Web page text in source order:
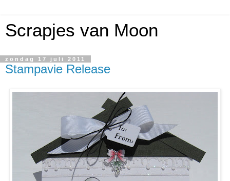
Scrapjes van Moon
zondag 17 juli 2011
Stampavie Release